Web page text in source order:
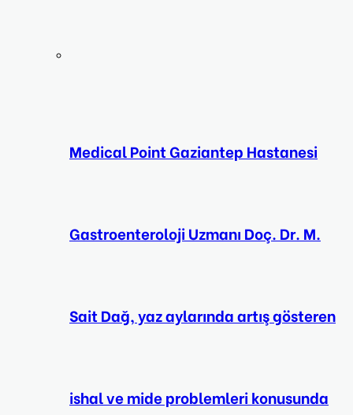
Medical Point Gaziantep Hastanesi
Gastroenteroloji Uzmanı Doç. Dr. M.
Sait Dağ, yaz aylarında artış gösteren
ishal ve mide problemleri konusunda